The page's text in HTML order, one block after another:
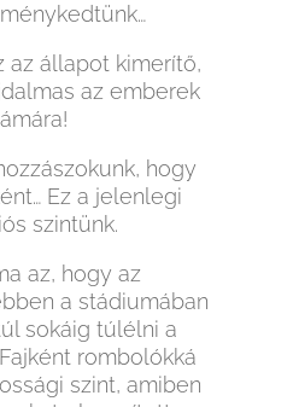
az állapot kimerítő,
az emberek
hogy
Ez a jelenlegi
szintünk.
az, hogy az
a stádiumában
sokáig túlélni a
rombolókká
szint, amiben